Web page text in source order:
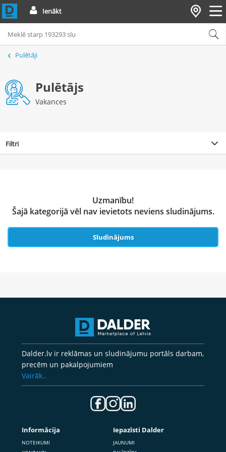
Ienākt
Pulētāji
Pulētājs
Vakances
Filtri
Uzmanību!
Šajā kategorijā vēl nav ievietots neviens sludinājums.
Sludinājums
Dalder.lv ir reklāmas un sludinājumu portāls darbam,
precēm un pakalpojumiem
Vairāk..
Informācija
NOTEIKUMI
Iepazīsti Dalder
JAUNUMI